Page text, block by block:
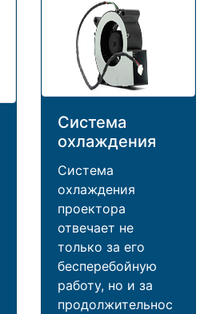
Система
охлаждения
Система
охлаждения
проектора
отвечает не
только за его
бесперебойную
работу, но и за
продолжительнос